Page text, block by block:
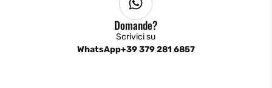
Domande?
Scrivici su
WhatsApp+39 379 281 6857